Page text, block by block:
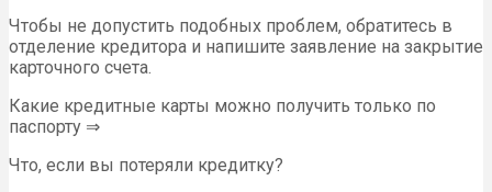
Чтобы не допустить подобных проблем, обратитесь в
отделение кредитора и напишите заявление на закрытие
карточного счета.
Какие кредитные карты можно получить только по
паспорту ⇒
Что, если вы потеряли кредитку?